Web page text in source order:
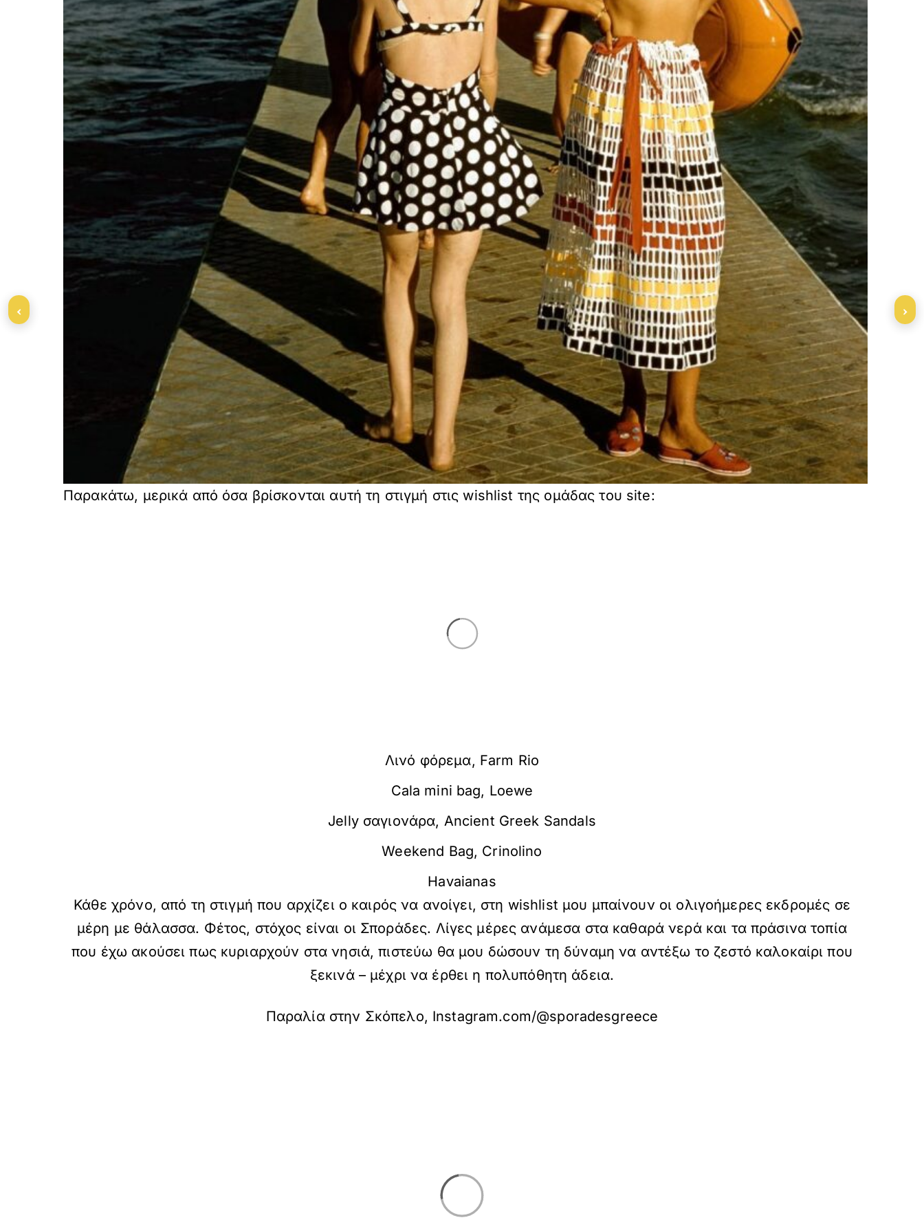
Παρακάτω, μερικά από όσα βρίσκονται αυτή τη στιγμή στις wishlist της ομάδας του site:
Λινό φόρεμα, Farm Rio
Cala mini bag, Loewe
Jelly σαγιονάρα, Ancient Greek Sandals
Weekend Bag, Crinolino
Havaianas
Κάθε χρόνο, από τη στιγμή που αρχίζει ο καιρός να ανοίγει, στη wishlist μου μπαίνουν οι ολιγοήμερες εκδρομές σε
μέρη με θάλασσα. Φέτος, στόχος είναι οι Σποράδες. Λίγες μέρες ανάμεσα στα καθαρά νερά και τα πράσινα τοπία
που έχω ακούσει πως κυριαρχούν στα νησιά, πιστεύω θα μου δώσουν τη δύναμη να αντέξω το ζεστό καλοκαίρι που
ξεκινά – μέχρι να έρθει η πολυπόθητη άδεια.
Παραλία στην Σκόπελο, Instagram.com/@sporadesgreece
‹ ›